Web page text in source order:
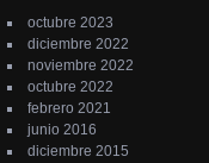
octubre 2023
diciembre 2022
noviembre 2022
octubre 2022
febrero 2021
junio 2016
diciembre 2015